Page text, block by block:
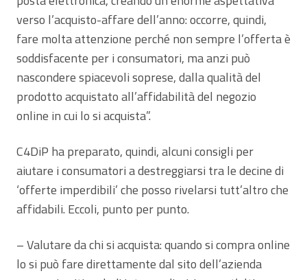
verso l’acquisto-affare dell’anno: occorre, quindi,
fare molta attenzione perché non sempre l’offerta è
soddisfacente per i consumatori, ma anzi può
nascondere spiacevoli soprese, dalla qualità del
prodotto acquistato all’affidabilità del negozio
online in cui lo si acquista”.
C4DiP ha preparato, quindi, alcuni consigli per
aiutare i consumatori a destreggiarsi tra le decine di
‘offerte imperdibili’ che posso rivelarsi tutt’altro che
affidabili. Eccoli, punto per punto.
– Valutare da chi si acquista: quando si compra online
lo si può fare direttamente dal sito dell’azienda